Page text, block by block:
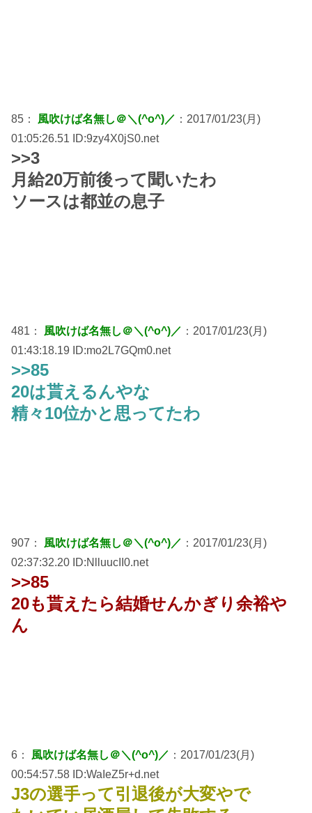
85： 風吹けば名無し＠＼(^o^)／ ：2017/01/23(月)
01:05:26.51 ID:9zy4X0jS0.net
>>3
月給20万前後って聞いたわ
ソースは都並の息子
481： 風吹けば名無し＠＼(^o^)／ ：2017/01/23(月)
01:43:18.19 ID:mo2L7GQm0.net
>>85
20は貰えるんやな
精々10位かと思ってたわ
907： 風吹けば名無し＠＼(^o^)／ ：2017/01/23(月)
02:37:32.20 ID:NlluucII0.net
>>85
20も貰えたら結婚せんかぎり余裕や
ん
6： 風吹けば名無し＠＼(^o^)／ ：2017/01/23(月)
00:54:57.58 ID:WaIeZ5r+d.net
J3の選手って引退後が大変やで